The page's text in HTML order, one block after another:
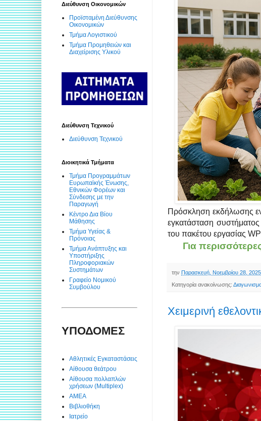
Πρόσκληση εκδήλωσης
εγκατάσταση
του πακέτου εργασίας
Για
την Παρασκευή, Νοεμβρίου 28, 2025
Κατηγορία ανακοίνωσης:
Χειμερινή
Διεύθυνση Οικονομικών
Προϊσταμένη Διεύθυνσης
Οικονομικών
Τμήμα Λογιστικού
Τμήμα Προμηθειών και
Διαχείρισης Υλικού
Διεύθυνση Τεχνικού
Διεύθυνση Τεχνικού
Διοικητικά Τμήματα
Τμήμα Προγραμμάτων
Ευρωπαϊκής Ένωσης,
Εθνικών Φορέων και
Σύνδεσης με την
Παραγωγή
Κέντρο Δια Βίου
Μάθησης
Τμήμα Υγείας &
Πρόνοιας
Τμήμα Ανάπτυξης και
Υποστήριξης
Πληροφοριακών
Συστημάτων
Γραφείο Νομικού
Συμβούλου
ΥΠΟΔΟΜΕΣ
Αθλητικές Εγκαταστάσεις
Αίθουσα θεάτρου
Αίθουσα πολλαπλών
χρήσεων (Multiplex)
ΑΜΕΑ
Βιβλιοθήκη
Ιατρείο